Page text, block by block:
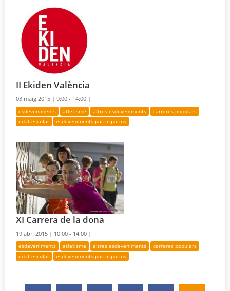
II Ekiden València
03 maig 2015 |9:00 - 14:00 |
esdeveniments atletisme altres esdeveniments
carreres populars
edat escolar
esdeveniments participatius
XI Carrera de la dona
19 abr. 2015 | 10:00 - 14:00 |
esdeveniments atletisme altres esdeveniments
carreres populars
edat escolar
esdeveniments participatius